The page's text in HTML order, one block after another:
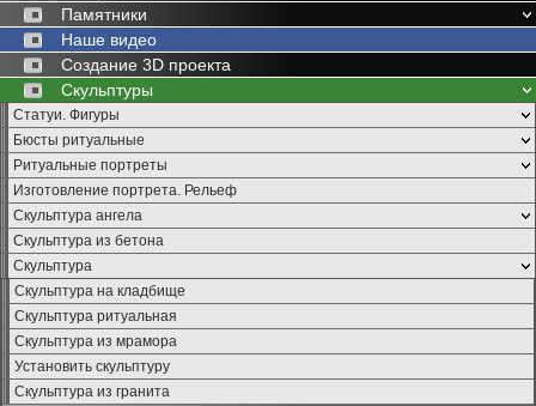
Памятники
Наше видео
Создание 3D проекта
Скульптуры
Статуи. Фигуры
Бюсты ритуальные
Ритуальные портреты
Изготовление портрета. Рельеф
Скульптура ангела
Скульптура из бетона
Скульптура
Скульптура на кладбище
Скульптура ритуальная
Скульптура из мрамора
Установить скульптуру
Скульптура из гранита